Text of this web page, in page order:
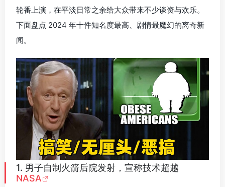
轮番上演，在平淡日常之余给大众带来不少谈资与欢乐。
下面盘点 2024 年十件知名度最高、剧情最魔幻的离奇新
闻。
1. 男子自制火箭后院发射，宣称技术超越
NASA